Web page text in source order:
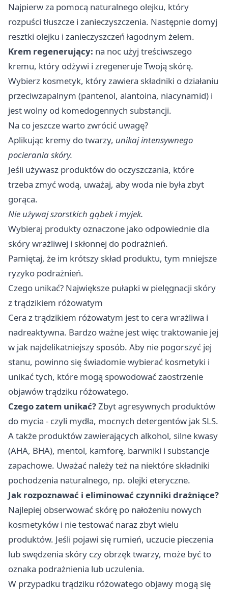
Najpierw za pomocą naturalnego olejku, który
rozpuści tłuszcze i zanieczyszczenia. Następnie domyj
resztki olejku i zanieczyszczeń łagodnym żelem.
Krem regenerujący: na noc użyj treściwszego
kremu, który odżywi i zregeneruje Twoją skórę.
Wybierz kosmetyk, który zawiera składniki o działaniu
przeciwzapalnym (pantenol, alantoina, niacynamid) i
jest wolny od komedogennych substancji.
Na co jeszcze warto zwrócić uwagę?
Aplikując kremy do twarzy, unikaj intensywnego
pocierania skóry.
Jeśli używasz produktów do oczyszczania, które
trzeba zmyć wodą, uważaj, aby woda nie była zbyt
gorąca.
Nie używaj szorstkich gąbek i myjek.
Wybieraj produkty oznaczone jako odpowiednie dla
skóry wrażliwej i skłonnej do podrażnień.
Pamiętaj, że im krótszy skład produktu, tym mniejsze
ryzyko podrażnień.
Czego unikać? Największe pułapki w pielęgnacji skóry
z trądzikiem różowatym
Cera z trądzikiem różowatym jest to cera wrażliwa i
nadreaktywna. Bardzo ważne jest więc traktowanie jej
w jak najdelikatniejszy sposób. Aby nie pogorszyć jej
stanu, powinno się świadomie wybierać kosmetyki i
unikać tych, które mogą spowodować zaostrzenie
objawów trądziku różowatego.
Czego zatem unikać?Zbyt agresywnych produktów
do mycia - czyli mydła, mocnych detergentów jak SLS.
A także produktów zawierających alkohol, silne kwasy
(AHA, BHA), mentol, kamforę, barwniki i substancje
zapachowe. Uważać należy też na niektóre składniki
pochodzenia naturalnego, np. olejki eteryczne.
Jak rozpoznawać i eliminować czynniki drażniące?
Najlepiej obserwować skórę po nałożeniu nowych
kosmetyków i nie testować naraz zbyt wielu
produktów. Jeśli pojawi się rumień, uczucie pieczenia
lub swędzenia skóry czy obrzęk twarzy, może być to
oznaka podrażnienia lub uczulenia.
W przypadku trądziku różowatego objawy mogą się